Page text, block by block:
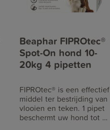
Beaphar FIPROtec®
Spot-On hond 10-
20kg 4 pipetten
FIPROtec® is een effectief
middel ter bestrijding van
vlooien en teken. 1 pipet
beschermt uw hond tot 5